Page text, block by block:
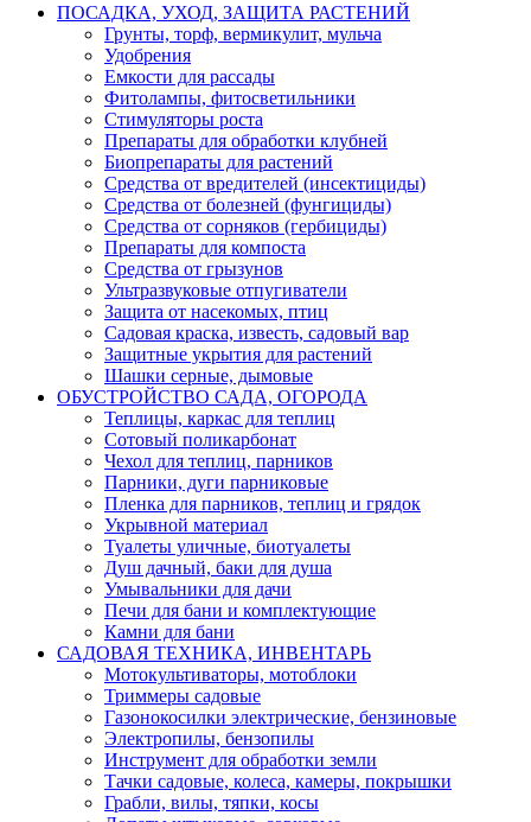
ПОСАДКА, УХОД, ЗАЩИТА РАСТЕНИЙ
Грунты, торф, вермикулит, мульча
Удобрения
Емкости для рассады
Фитолампы, фитосветильники
Стимуляторы роста
Препараты для обработки клубней
Биопрепараты для растений
Средства от вредителей (инсектициды)
Средства от болезней (фунгициды)
Средства от сорняков (гербициды)
Препараты для компоста
Средства от грызунов
Ультразвуковые отпугиватели
Защита от насекомых, птиц
Садовая краска, известь, садовый вар
Защитные укрытия для растений
Шашки серные, дымовые
ОБУСТРОЙСТВО САДА, ОГОРОДА
Теплицы, каркас для теплиц
Сотовый поликарбонат
Чехол для теплиц, парников
Парники, дуги парниковые
Пленка для парников, теплиц и грядок
Укрывной материал
Туалеты уличные, биотуалеты
Душ дачный, баки для душа
Умывальники для дачи
Печи для бани и комплектующие
Камни для бани
САДОВАЯ ТЕХНИКА, ИНВЕНТАРЬ
Мотокультиваторы, мотоблоки
Триммеры садовые
Газонокосилки электрические, бензиновые
Электропилы, бензопилы
Инструмент для обработки земли
Тачки садовые, колеса, камеры, покрышки
Грабли, вилы, тяпки, косы